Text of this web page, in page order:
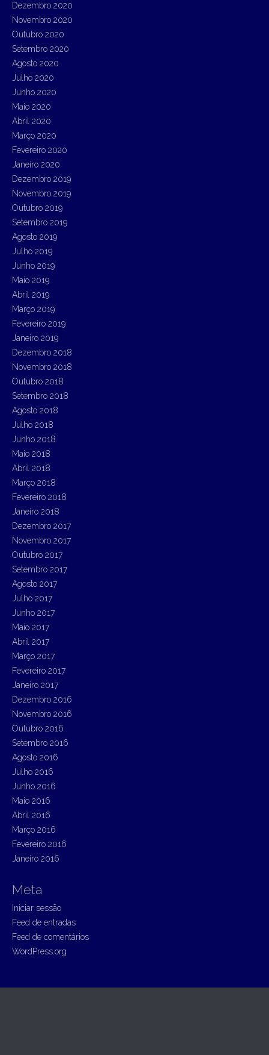
Dezembro 2020
Novembro 2020
Outubro 2020
Setembro 2020
Agosto 2020
Julho 2020
Junho 2020
Maio 2020
Abril 2020
Março 2020
Fevereiro 2020
Janeiro 2020
Dezembro 2019
Novembro 2019
Outubro 2019
Setembro 2019
Agosto 2019
Julho 2019
Junho 2019
Maio 2019
Abril 2019
Março 2019
Fevereiro 2019
Janeiro 2019
Dezembro 2018
Novembro 2018
Outubro 2018
Setembro 2018
Agosto 2018
Julho 2018
Junho 2018
Maio 2018
Abril 2018
Março 2018
Fevereiro 2018
Janeiro 2018
Dezembro 2017
Novembro 2017
Outubro 2017
Setembro 2017
Agosto 2017
Julho 2017
Junho 2017
Maio 2017
Abril 2017
Março 2017
Fevereiro 2017
Janeiro 2017
Dezembro 2016
Novembro 2016
Outubro 2016
Setembro 2016
Agosto 2016
Julho 2016
Junho 2016
Maio 2016
Abril 2016
Março 2016
Fevereiro 2016
Janeiro 2016
Meta
Iniciar sessão
Feed de entradas
Feed de comentários
WordPress.org